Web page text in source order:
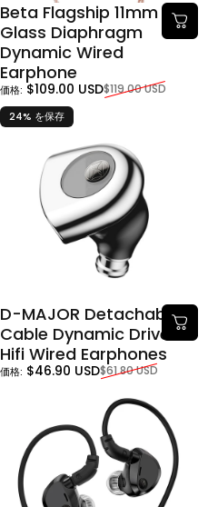
Beta Flagship 11mm
Glass Diaphragm
Dynamic Wired
Earphone
販売価格
価格: $109.00 USD
通常価格 $119.00 USD
24% を保存
D-MAJOR Detachable
Cable Dynamic Driver
Hifi Wired Earphones
販売価格
価格: $46.90 USD
通常価格 $61.80 USD